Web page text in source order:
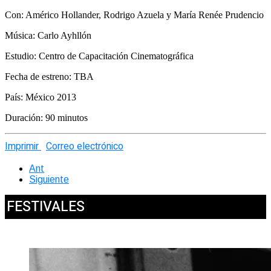
Con: Américo Hollander, Rodrigo Azuela y María Renée Prudencio
Música: Carlo Ayhllón
Estudio: Centro de Capacitación Cinematográfica
Fecha de estreno: TBA
País: México 2013
Duración: 90 minutos
Imprimir Correo electrónico
Ant
Siguiente
FESTIVALES